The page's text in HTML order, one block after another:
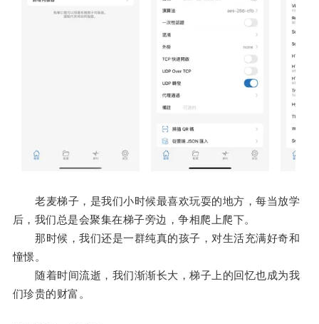
老麦梯子，是我们小时候最喜欢玩耍的地方，每当放学
后，我们总是会聚集在梯子旁边，争相爬上爬下。
那时候，我们还是一群纯真的孩子，对生活充满好奇和
憧憬。
随着时间流逝，我们渐渐长大，梯子上的回忆也成为我
们珍贵的财富。